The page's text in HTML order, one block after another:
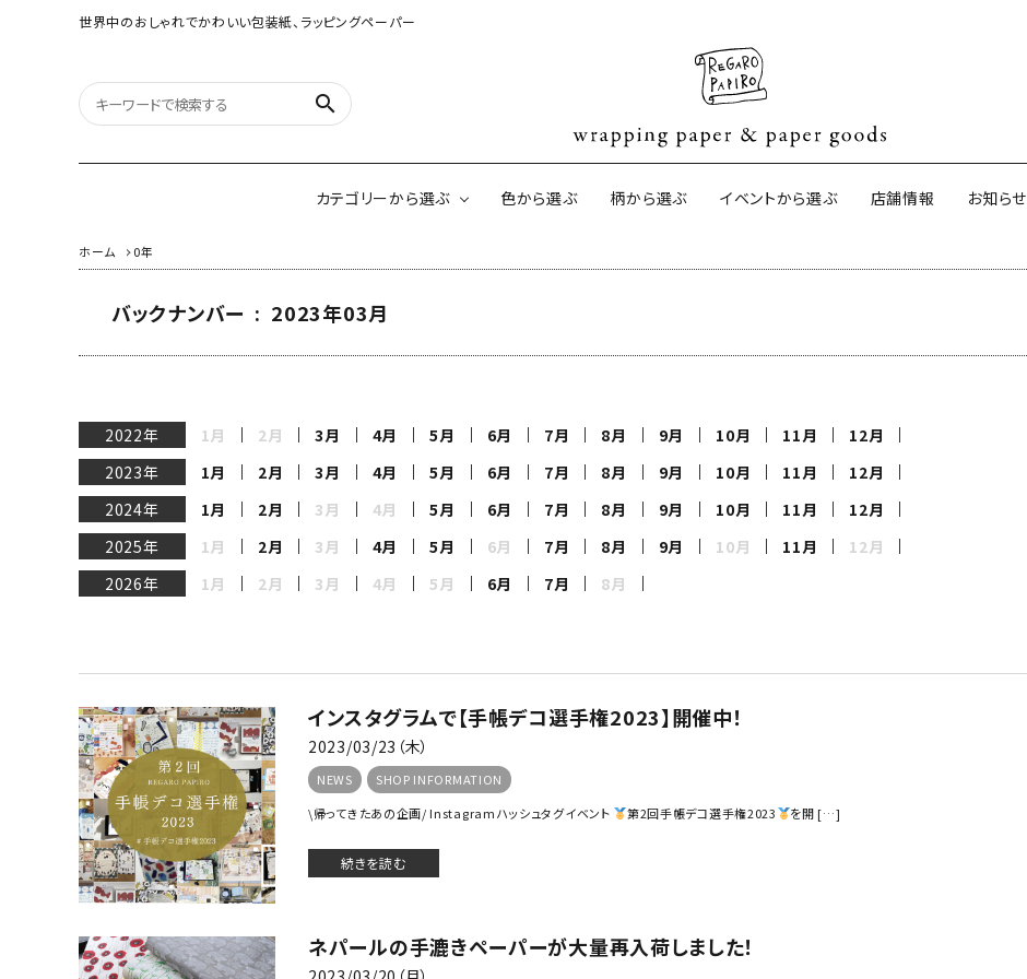
世界中のおしゃれでかわいい包装紙、ラッピングペーパー
search
カテゴリーから選ぶ
オリジナルラッピング
紙雑貨
ネパールのペーパーロゼ
ッタ&ガーランド
色から選ぶ 柄から選ぶ イベントから選ぶ 店舗情報 お知らせ
ホーム 0年
バックナンバー : 2023年03月
2022年 1月 2月 3月 4月 5月 6月 7月 8月 9月 10月 11月
12月
2023年
1月 2月 3月 4月 5月 6月 7月 8月 9月 10月 11月
12月
2024年
1月 2月 3月 4月 5月 6月 7月 8月 9月 10月 11月
12月
2025年
1月 2月 3月 4月 5月 6月 7月 8月 9月 10月 11月
12月
2026年
1月 2月 3月 4月 5月 6月 7月 8月
インスタグラムで【手帳デコ選手権2023】開催中！
2023/03/23（木）
NEWS
SHOP INFORMATION
\帰ってきたあの企画/ Instagramハッシュタグイベント
第2回手帳デコ選手権2023 を開 […]
続きを読む
ネパールの手漉きペーパーが大量再入荷しました！